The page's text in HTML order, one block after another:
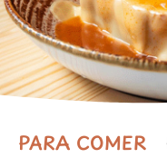
PARA COMER